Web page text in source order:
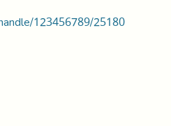
123456789/25180